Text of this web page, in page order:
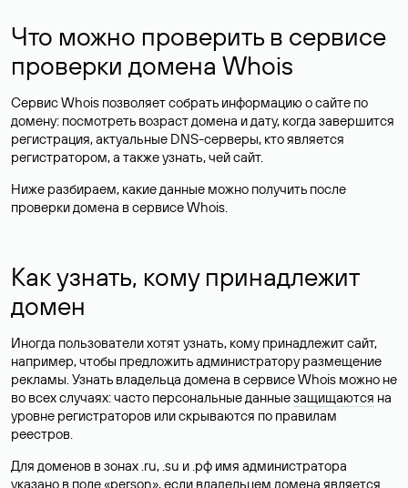
Что можно проверить в сервисе
проверки домена Whois
Сервис Whois позволяет собрать информацию о сайте по
домену: посмотреть возраст домена и дату, когда завершится
регистрация, актуальные DNS-серверы, кто является
регистратором, а также узнать, чей сайт.
Ниже разбираем, какие данные можно получить после
проверки домена в сервисе Whois.
Как узнать, кому принадлежит
домен
Иногда пользователи хотят узнать, кому принадлежит сайт,
например, чтобы предложить администратору размещение
рекламы. Узнать владельца домена в сервисе Whois можно не
во всех случаях: часто персональные данныезащищаются на
уровне регистраторов или скрываются по правилам
реестров.
Для доменов в зонах .ru, .su и .рф имя администратора
указано в поле «person», если владельцем домена является